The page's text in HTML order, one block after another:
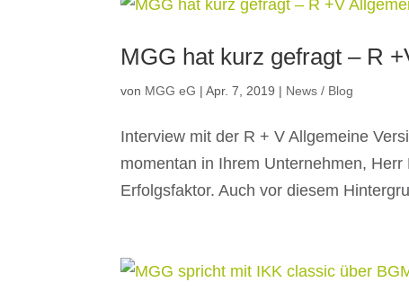
MGG hat kurz gefragt – R
von MGG eG |Apr. 7, 2019 | News / Blog
Interview mit der R + V Allgemeine
momentan in Ihrem Unternehmen,
Erfolgsfaktor. Auch vor diesem